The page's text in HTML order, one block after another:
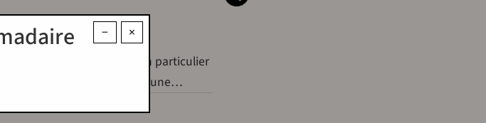
pontificat de François, en particulier
Bergoglio n’a-t-il été qu’une…
×
−